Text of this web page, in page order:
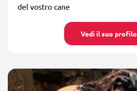
del vostro cane
Vedi il suo profilo